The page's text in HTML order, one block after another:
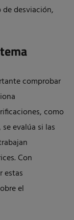
desviación,
comprobar
como
evalúa si las
Con
estas
el